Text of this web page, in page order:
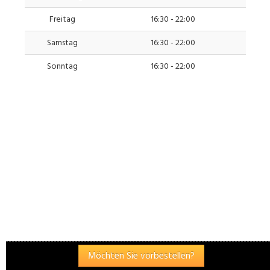
Freitag
16:30 - 22:00
Samstag
16:30 - 22:00
Sonntag
16:30 - 22:00